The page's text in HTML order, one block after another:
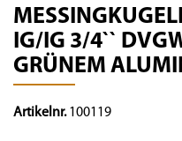
IG/IG 3/4``
GRÜNEM
Artikelnr.100119